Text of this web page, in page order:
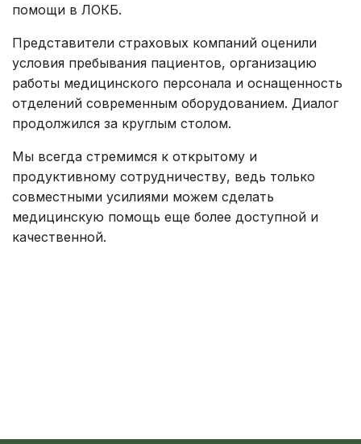
помощи в ЛОКБ.
Представители страховых компаний оценили
условия пребывания пациентов, организацию
работы медицинского персонала и оснащенность
отделений современным оборудованием. Диалог
продолжился за круглым столом.
Мы всегда стремимся к открытому и
продуктивному сотрудничеству, ведь только
совместными усилиями можем сделать
медицинскую помощь еще более доступной и
качественной.